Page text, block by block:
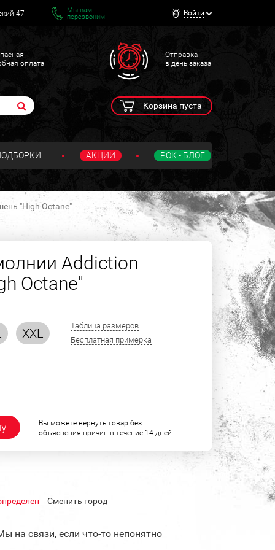
47
Мы вам
перезвоним
Войти
оплата
Отправка
в день заказа
Корзина пуста
АКЦИИ РОК - БЛОГ
"High Octane"
Addiction
Octane"
XXL
Таблица размеров
Бесплатная примерка
Вы можете вернуть товар без
объяснения причин в течение 14 дней
Cменить город
на связи, если что-то непонятно